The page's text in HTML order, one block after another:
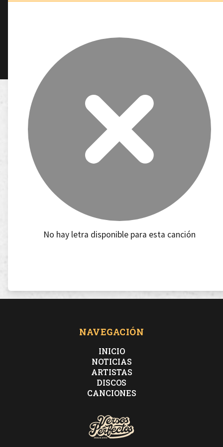
No hay letra disponible para esta canción
NAVEGACIÓN
INICIO
NOTICIAS
ARTISTAS
DISCOS
CANCIONES